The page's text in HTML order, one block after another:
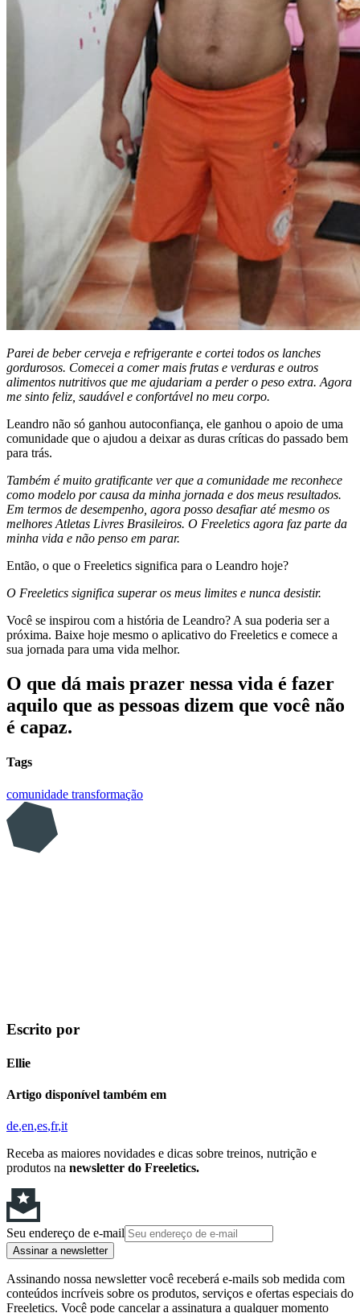
Parei de beber cerveja e refrigerante e cortei todos os lanches
gordurosos. Comecei a comer mais frutas e verduras e outros
alimentos nutritivos que me ajudariam a perder o peso extra. Agora
me sinto feliz, saudável e confortável no meu corpo.
Leandro não só ganhou autoconfiança, ele ganhou o apoio de uma
comunidade que o ajudou a deixar as duras críticas do passado bem
para trás.
Também é muito gratificante ver que a comunidade me reconhece
como modelo por causa da minha jornada e dos meus resultados.
Em termos de desempenho, agora posso desafiar até mesmo os
melhores Atletas Livres Brasileiros. O Freeletics agora faz parte da
minha vida e não penso em parar.
Então, o que o Freeletics significa para o Leandro hoje?
O Freeletics significa superar os meus limites e nunca desistir.
Você se inspirou com a história de Leandro? A sua poderia ser a
próxima. Baixe hoje mesmo o aplicativo do Freeletics e comece a
sua jornada para uma vida melhor.
O que dá mais prazer nessa vida é fazer
aquilo que as pessoas dizem que você não
é capaz.
Tags
comunidade transformação
Escrito por
Ellie
Artigo disponível também em
de en es fr it
Receba as maiores novidades e dicas sobre treinos, nutrição e
produtos na newsletter do Freeletics.
Seu endereço de e-mail
Assinar a newsletter
Assinando nossa newsletter você receberá e-mails sob medida com
conteúdos incríveis sobre os produtos, serviços e ofertas especiais do
Freeletics. Você pode cancelar a assinatura a qualquer momento